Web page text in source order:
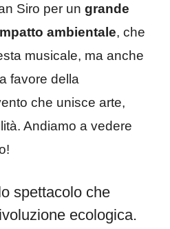
Siro per un grande
ambientale, che
musicale, ma anche
favore della
che unisce arte,
Andiamo a vedere
spettacolo che
ecologica.